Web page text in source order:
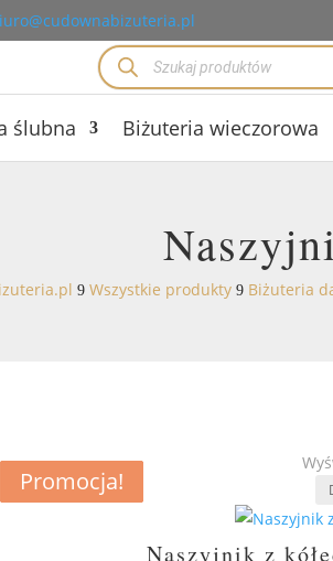
Wyszukiwarka
produktów
ślubna Biżuteria wieczorowa
9 Wszystkie produkty 9 Biżuteria
Promocja!
Naszyjnik z
Promocja!
Promocja!
Promocja!